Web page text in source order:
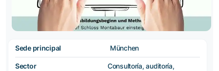
Sede principal München
Sector
Consultoría, auditoría,